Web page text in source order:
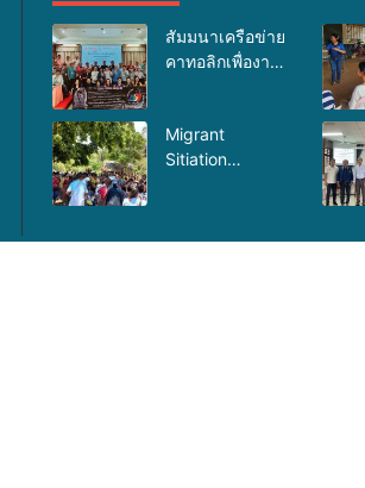
สัมมนาเครือข่าย
คาทอลิกเพื่องาน
Migrant
Sitiation